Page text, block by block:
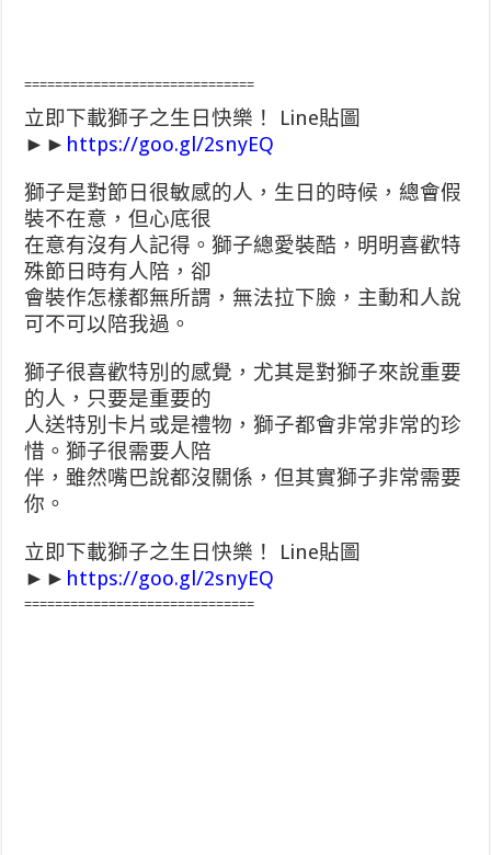
==============================
立即下載獅子之生日快樂！ Line貼圖
►► https://goo.gl/2snyEQ
獅子是對節日很敏感的人，生日的時候，總會假
裝不在意，但心底很
在意有沒有人記得。獅子總愛裝酷，明明喜歡特
殊節日時有人陪，卻
會裝作怎樣都無所謂，無法拉下臉，主動和人說
可不可以陪我過。
獅子很喜歡特別的感覺，尤其是對獅子來說重要
的人，只要是重要的
人送特別卡片或是禮物，獅子都會非常非常的珍
惜。獅子很需要人陪
伴，雖然嘴巴說都沒關係，但其實獅子非常需要
你。
立即下載獅子之生日快樂！ Line貼圖
►► https://goo.gl/2snyEQ
==============================